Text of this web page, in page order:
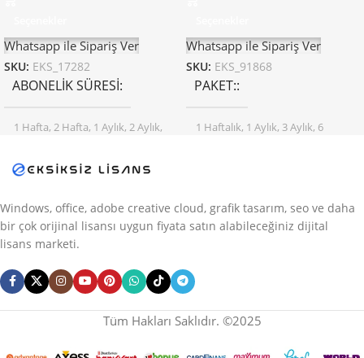
Whatsapp ile Sipariş Ver
SKU: EKS_17282
ABONELIK SÜRESI
1 Hafta, 2 Hafta, 1 Aylık, 2 Aylık,
Whatsapp ile Sipariş Ver
SKU: EKS_91868
PAKET:
1 Haftalık, 1 Aylık, 3 Aylık, 6
Windows, office, adobe creative cloud, grafik tasarım, seo ve daha
bir çok orijinal lisansı uygun fiyata satın alabileceğiniz dijital
lisans marketi.
Tüm Hakları Saklıdır. ©2025